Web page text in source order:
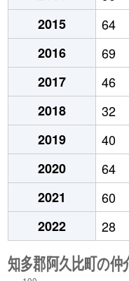
2015
64
2016
69
2017
46
2018
32
2019
40
2020
64
2021
60
2022
28